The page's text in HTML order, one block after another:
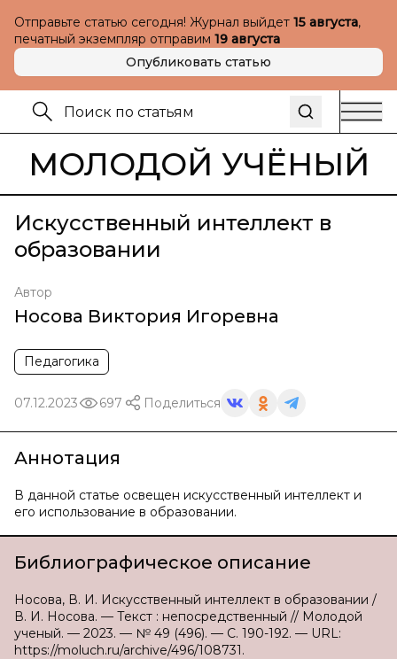
Отправьте статью сегодня! Журнал выйдет 15 августа,
печатный экземпляр отправим 19 августа
Опубликовать статью
МОЛОДОЙ УЧЁНЫЙ
Искусственный интеллект в
образовании
Автор
Носова Виктория Игоревна
Педагогика
07.12.2023 697 Поделиться
Аннотация
В данной статье освещен искусственный интеллект и
его использование в образовании.
Библиографическое описание
Носова, В. И. Искусственный интеллект в образовании /
В. И. Носова. — Текст : непосредственный // Молодой
ученый. — 2023. — № 49 (496). — С. 190-192. — URL:
https://moluch.ru/archive/496/108731.